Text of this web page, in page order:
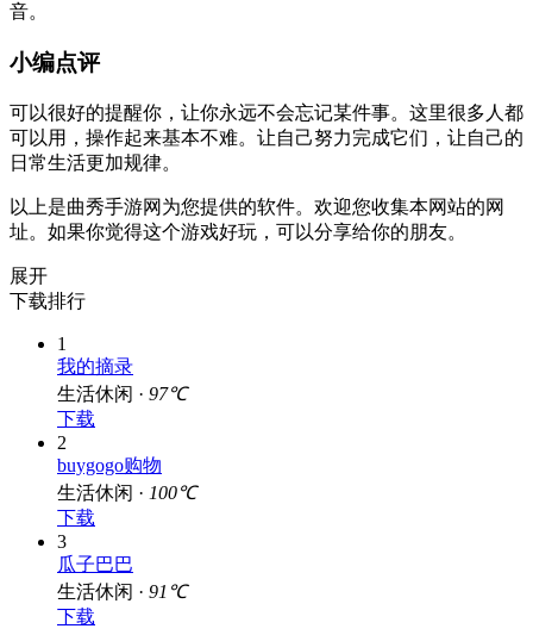
音。
小编点评
可以很好的提醒你，让你永远不会忘记某件事。这里很多人都
可以用，操作起来基本不难。让自己努力完成它们，让自己的
日常生活更加规律。
以上是曲秀手游网为您提供的软件。欢迎您收集本网站的网
址。如果你觉得这个游戏好玩，可以分享给你的朋友。
展开
下载排行
1
我的摘录
生活休闲 · 97℃
下载
2
buygogo购物
生活休闲 · 100℃
下载
3
瓜子巴巴
生活休闲 · 91℃
下载